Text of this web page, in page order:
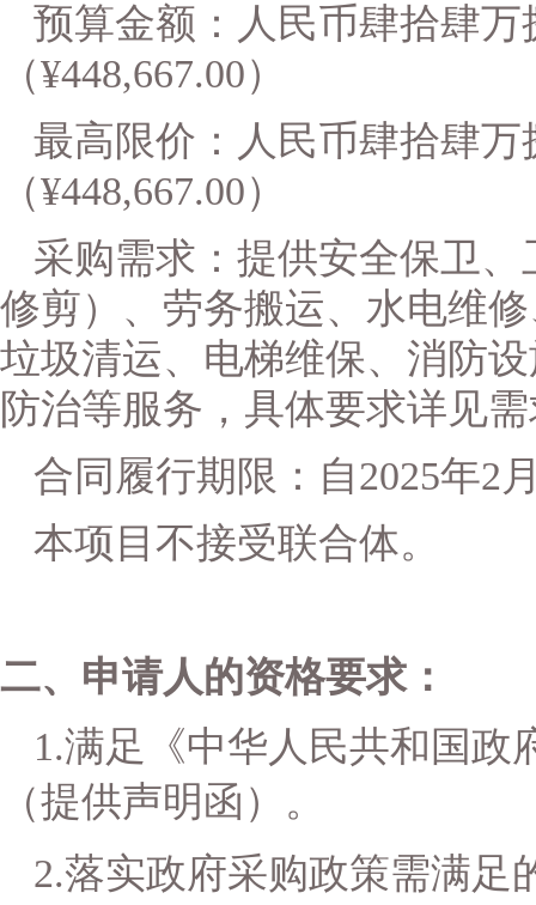
预算金额： 人民币肆拾肆
（¥448,667.00）
最高限价：人民币肆拾肆
（¥448,667.00）
采购需求：提供安全保卫
修剪）、劳务搬运、水电维
垃圾清运、电梯维保、消防
防治等服务，具体要求详见
合同履行期限：自2025年2
本项目不接受联合体。
二、申请人的资格要求：
1.满足《中华人 民共和国政
（提供声明函）。
2.落实政府采购政策需满足